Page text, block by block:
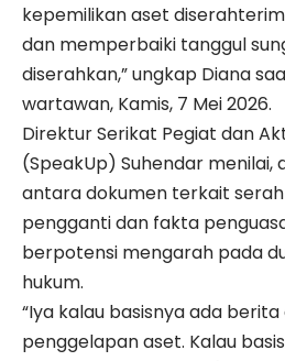
kepemilikan aset
dan memperbaiki tanggul
diserahkan,” ungkap Diana
wartawan, Kamis, 7 Mei 2026.
Direktur Serikat Pegiat dan
(SpeakUp) Suhendar
antara dokumen terkait
pengganti dan fakta
berpotensi mengarah pada
hukum.
“Iya kalau basisnya ada
penggelapan aset. Kalau